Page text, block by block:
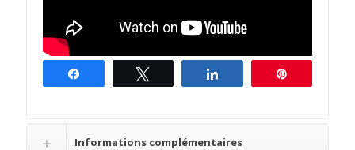
Informations complémentaires